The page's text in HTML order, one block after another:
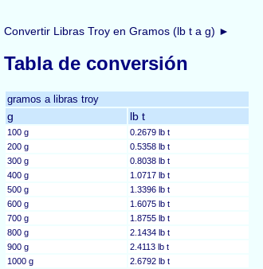
Convertir Libras Troy en Gramos (lb t a g) ►
Tabla de conversión
gramos a libras troy
g lb t
100 g
0.2679 lb t
200 g
0.5358 lb t
300 g
0.8038 lb t
400 g
1.0717 lb t
500 g
1.3396 lb t
600 g
1.6075 lb t
700 g
1.8755 lb t
800 g
2.1434 lb t
900 g
2.4113 lb t
1000 g
2.6792 lb t